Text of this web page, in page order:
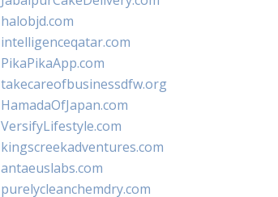
halobjd.com
intelligenceqatar.com
PikaPikaApp.com
takecareofbusinessdfw.org
HamadaOfJapan.com
VersifyLifestyle.com
kingscreekadventures.com
antaeuslabs.com
purelycleanchemdry.com